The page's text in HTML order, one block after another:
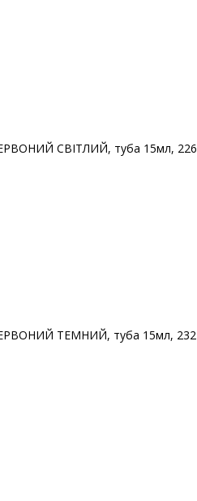
СВІТЛИЙ, туба 15мл, 226
ТЕМНИЙ, туба 15мл, 232